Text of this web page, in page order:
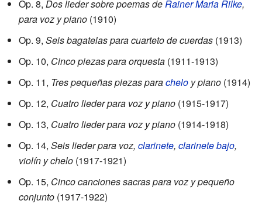
Op. 8, Dos lieder sobre poemas deRainer Maria Rilke,
para voz y piano (1910)
Op. 9, Seis bagatelas para cuarteto de cuerdas (1913)
Op. 10, Cinco piezas para orquesta (1911-1913)
Op. 11, Tres pequeñas piezas parachelo y piano (1914)
Op. 12, Cuatro lieder para voz y piano (1915-1917)
Op. 13, Cuatro lieder para voz y piano (1914-1918)
Op. 14, Seis lieder para voz, clarinete, clarinete bajo,
violín y chelo (1917-1921)
Op. 15, Cinco canciones sacras para voz y pequeño
conjunto (1917-1922)